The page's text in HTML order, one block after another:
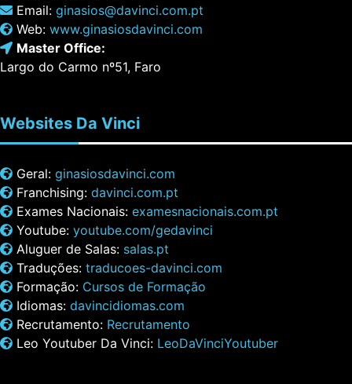
Email: ginasios@davinci.com.pt
Web: www.ginasiosdavinci.com
Master Office:
Largo do Carmo nº51, Faro
Websites Da Vinci
Geral: ginasiosdavinci.com
Franchising: davinci.com.pt
Exames Nacionais: examesnacionais.com.pt
Youtube: youtube.com/gedavinci
Aluguer de Salas: salas.pt
Traduções: traducoes-davinci.com
Formação: Cursos de Formação
Idiomas: davincidiomas.com
Recrutamento: Recrutamento
Leo Youtuber Da Vinci: LeoDaVinciYoutuber